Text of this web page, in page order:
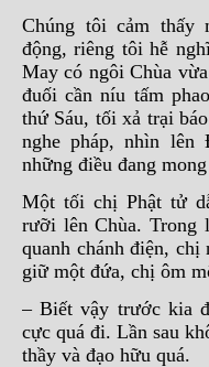
Chúng tôi cảm thấy
động, riêng tôi hễ
May có ngôi Chùa
đuối cần níu tấm
thứ Sáu, tối xả trại
nghe pháp, nhìn lên
những điều đang
Một tối chị Phật tử
rưỡi lên Chùa. Trong
quanh chánh điện,
giữ một đứa, chị ôm
– Biết vậy trước kia
cực quá đi. Lần sau
thầy và đạo hữu quá.